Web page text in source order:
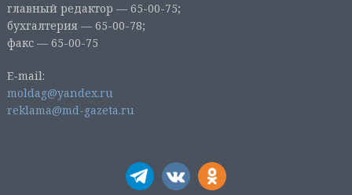
главный редактор — 65-00-75;
бухгалтерия — 65-00-78;
факс — 65-00-75
E-mail:
moldag@yandex.ru
reklama@md-gazeta.ru